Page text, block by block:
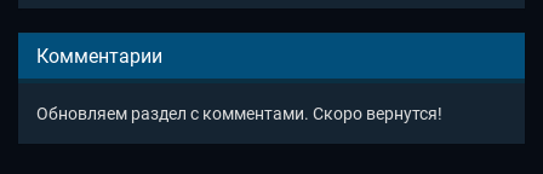
Комментарии
Обновляем раздел с комментами. Скоро вернутся!